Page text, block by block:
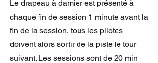
Le drapeau à damier est présenté à
chaque fin de session 1 minute avant la
fin de la session, tous les pilotes
doivent alors sortir de la piste le tour
suivant. Les sessions sont de 20 min